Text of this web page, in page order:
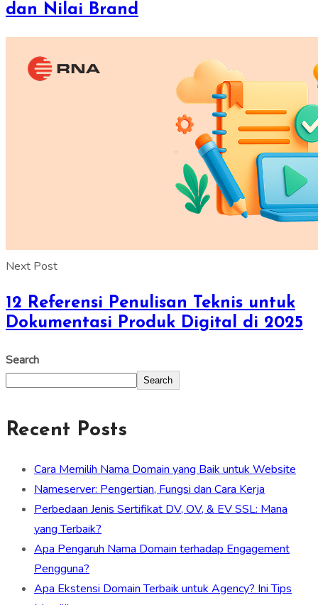
dan Nilai Brand
Next Post
12 Referensi Penulisan Teknis untuk
Dokumentasi Produk Digital di 2025
Search
Search
Recent Posts
Cara Memilih Nama Domain yang Baik untuk Website
Nameserver: Pengertian, Fungsi dan Cara Kerja
Perbedaan Jenis Sertifikat DV, OV, & EV SSL: Mana
yang Terbaik?
Apa Pengaruh Nama Domain terhadap Engagement
Pengguna?
Apa Ekstensi Domain Terbaik untuk Agency? Ini Tips